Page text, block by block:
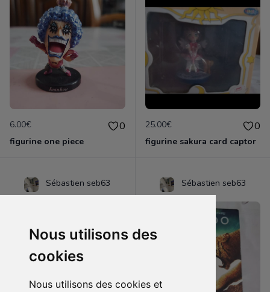
Nous utilisons des
cookies
Nous utilisons des cookies et
6.00€ 0
figurine one piece
25.00€ 0
figurine sakura card captor
Sébastien seb63 Sébastien seb63